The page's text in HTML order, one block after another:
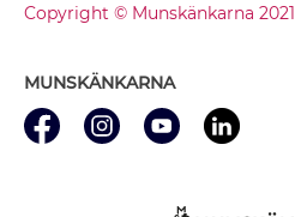
Copyright © Munskänkarna 2021
MUNSKÄNKARNA